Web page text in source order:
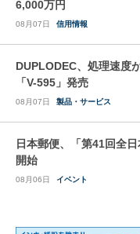
6,000万円
08月07日 信用情報
DUPLODEC、処理速度
「V-595」発売
08月07日 製品・サービス
日本郵便、「第41回全
開始
08月06日 イベント